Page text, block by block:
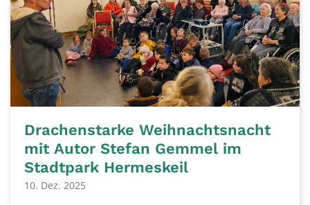
Drachenstarke Weihnachtsnacht
mit Autor Stefan Gemmel im
Stadtpark Hermeskeil
10. Dez. 2025